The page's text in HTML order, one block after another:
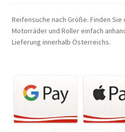
Reifensuche nach Größe. Finden
Motorräder und Roller einfach
Lieferung innerhalb Österreichs.